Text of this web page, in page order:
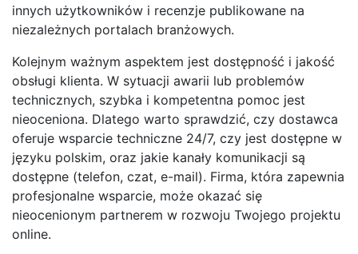
innych użytkowników i recenzje publikowane na
niezależnych portalach branżowych.
Kolejnym ważnym aspektem jest dostępność i jakość
obsługi klienta. W sytuacji awarii lub problemów
technicznych, szybka i kompetentna pomoc jest
nieoceniona. Dlatego warto sprawdzić, czy dostawca
oferuje wsparcie techniczne 24/7, czy jest dostępne w
języku polskim, oraz jakie kanały komunikacji są
dostępne (telefon, czat, e-mail). Firma, która zapewnia
profesjonalne wsparcie, może okazać się
nieocenionym partnerem w rozwoju Twojego projektu
online.